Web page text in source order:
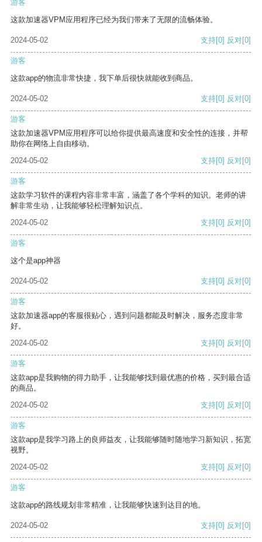
游客
这款加速器VPM应用程序已经为我们带来了无限的流畅体验。
2024-05-02 支持[0] 反对[0]
游客
这款app的物流非常快捷，我下单后很快就能收到商品。
2024-05-02 支持[0] 反对[0]
游客
这款加速器VPM应用程序可以给你提供最高速度和安全性的连接，并帮
助你在网络上自由移动。
2024-05-02
支持[0] 反对[0]
游客
这款学习软件的课程内容非常丰富，涵盖了各个学科的知识。老师的讲
解非常生动，让我能够轻松理解知识点。
2024-05-02
支持[0] 反对[0]
游客
这个是app神器
2024-05-02 支持[0] 反对[0]
游客
这款加速器app的客服很贴心，遇到问题都能及时解决，服务态度非常
好。
2024-05-02
支持[0] 反对[0]
游客
这款app是我购物的得力助手，让我能够找到最优惠的价格，买到最合适
的商品。
2024-05-02
支持[0] 反对[0]
游客
这款app是我学习路上的良师益友，让我能够随时随地学习新知识，拓宽
视野。
2024-05-02
支持[0] 反对[0]
游客
这款app的路线规划非常精准，让我能够快速到达目的地。
2024-05-02 支持[0] 反对[0]